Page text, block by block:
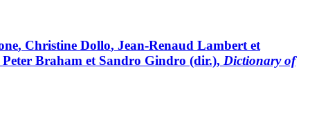
, Christine Dollo, Jean-Renaud Lambert et
Peter Braham et Sandro Gindro (dir.), Dictionary of